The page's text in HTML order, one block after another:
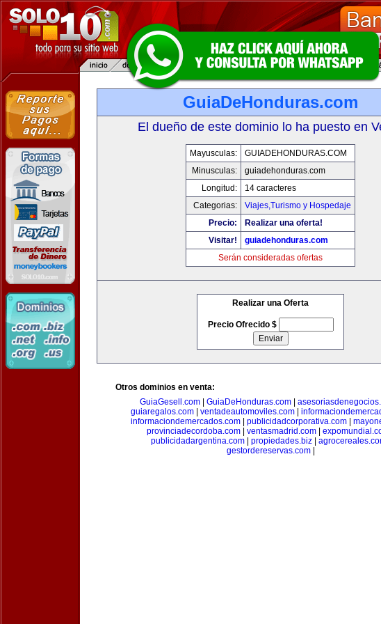
GuiaDeHonduras.com
El dueño de este dominio lo ha puesto en
Mayusculas:
GUIADEHONDURAS.COM
Minusculas:
guiadehonduras.com
Longitud:
14 caracteres
Categorias:
Viajes,Turismo y Hospedaje
Precio:
Realizar una oferta!
Visitar!
guiadehonduras.com
Serán consideradas ofertas
Realizar una Oferta
Precio Ofrecido $
Otros dominios en venta:
GuiaGesell.com
GuiaDeHonduras.com
guiaregalos.com| ventadeautomoviles.com|
informaciondemercados.com| publicidadcorporativa.com|
provinciadecordoba.com
ventasmadrid.com
publicidadargentina.com| propiedades.biz|
gestordereservas.com|